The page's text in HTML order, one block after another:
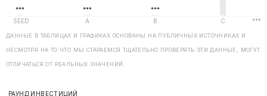
ДАННЫЕ В ТАБЛИЦАХ И ГРАФИКАХ ОСНОВАНЫ НА ПУБЛИЧНЫХ ИСТОЧНИКАХ И
НЕСМОТРЯ НА ТО ЧТО МЫ СТАРАЕМСЯ ТЩАТЕЛЬНО ПРОВЕРЯТЬ ЭТИ ДАННЫЕ, МОГУТ
ОТЛИЧАТЬСЯ ОТ РЕАЛЬНЫХ ЗНАЧЕНИЙ.
РАУНД ИНВЕСТИЦИЙ